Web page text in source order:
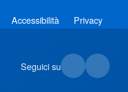
Accessibilità Privacy
Seguici su